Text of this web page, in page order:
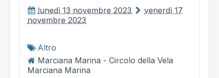
lunedì 13 novembre 2023
venerdì 17
novembre 2023
Altro
Marciana Marina - Circolo della Vela
Marciana Marina